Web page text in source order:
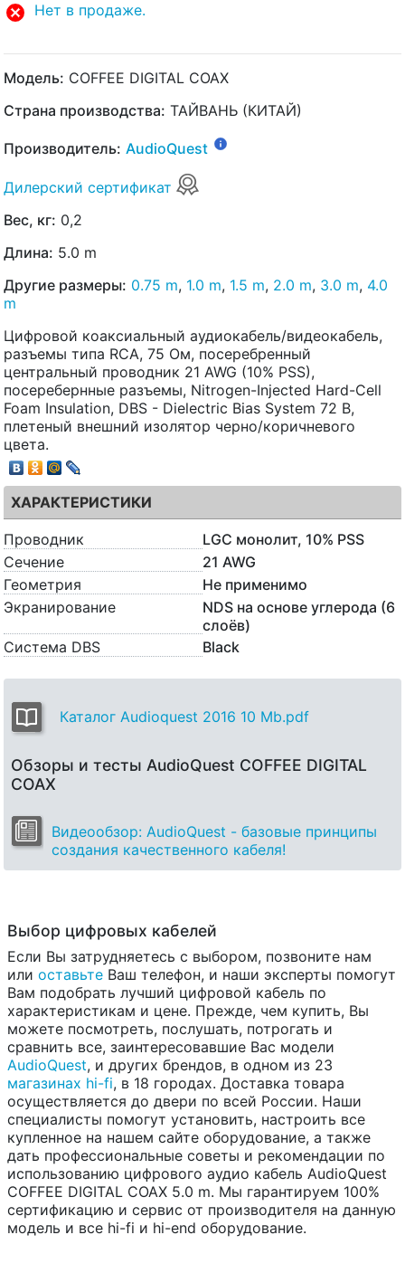
Нет в продаже.
Модель: COFFEE DIGITAL COAX
Страна производства: ТАЙВАНЬ (КИТАЙ)
Производитель: AudioQuest
Дилерский сертификат
Вес, кг: 0,2
Длина: 5.0 m
Другие размеры: 0.75 m, 1.0 m, 1.5 m, 2.0 m, 3.0 m, 4.0
m
Цифровой коаксиальный аудиокабель/видеокабель,
разъемы типа RCA, 75 Ом, посеребренный
центральный проводник 21 AWG (10% PSS),
посеребернные разъемы, Nitrogen-Injected Hard-Cell
Foam Insulation, DBS - Dielectric Bias System 72 В,
плетеный внешний изолятор черно/коричневого
цвета.
ХАРАКТЕРИСТИКИ
Проводник
LGC монолит, 10% PSS
Сечение
21 AWG
Геометрия
Не применимо
Экранирование
NDS на основе углерода (6
слоёв)
Система DBS
Black
Каталог Audioquest 2016 10 Mb.pdf
Обзоры и тесты AudioQuest COFFEE DIGITAL
COAX
Видеообзор: AudioQuest - базовые принципы
создания качественного кабеля!
Выбор цифровых кабелей
Если Вы затрудняетесь с выбором, позвоните нам
или оставьте Ваш телефон, и наши эксперты помогут
Вам подобрать лучший цифровой кабель по
характеристикам и цене. Прежде, чем купить, Вы
можете посмотреть, послушать, потрогать и
сравнить все, заинтересовавшие Вас модели
AudioQuest, и других брендов, в одном из 23
магазинах hi-fi, в 18 городах. Доставка товара
осуществляется до двери по всей России. Наши
специалисты помогут установить, настроить все
купленное на нашем сайте оборудование, а также
дать профессиональные советы и рекомендации по
использованию цифрового аудио кабель AudioQuest
COFFEE DIGITAL COAX 5.0 m. Мы гарантируем 100%
сертификацию и сервис от производителя на данную
модель и все hi-fi и hi-end оборудование.